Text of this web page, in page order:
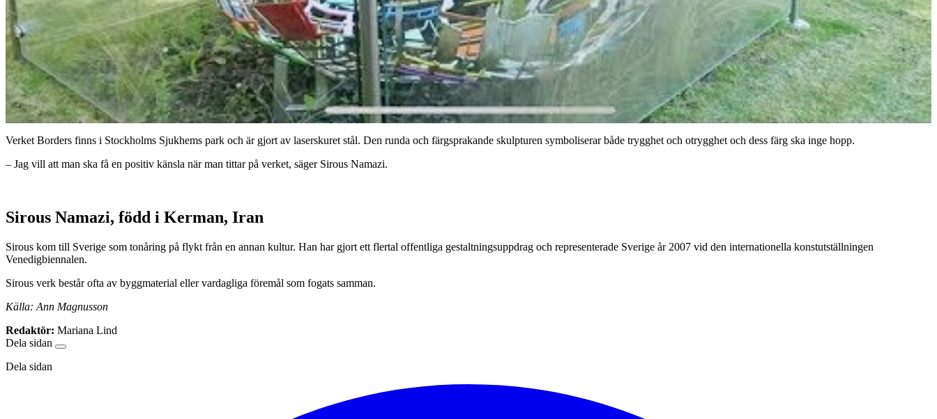
Verket Borders finns i Stockholms Sjukhems park och är gjort av laserskuret stål. Den runda och färgsprakande skulpturen symboliserar både trygghet och otrygghet och dess färg ska inge hopp.
– Jag vill att man ska få en positiv känsla när man tittar på verket, säger Sirous Namazi.
Sirous Namazi, född i Kerman, Iran
Sirous kom till Sverige som tonåring på flykt från en annan kultur. Han har gjort ett flertal offentliga gestaltningsuppdrag och representerade Sverige år 2007 vid den internationella konstutställningen
Venedigbiennalen.
Sirous verk består ofta av byggmaterial eller vardagliga föremål som fogats samman.
Källa: Ann Magnusson
Redaktör: Mariana Lind
Dela sidan
Dela sidan